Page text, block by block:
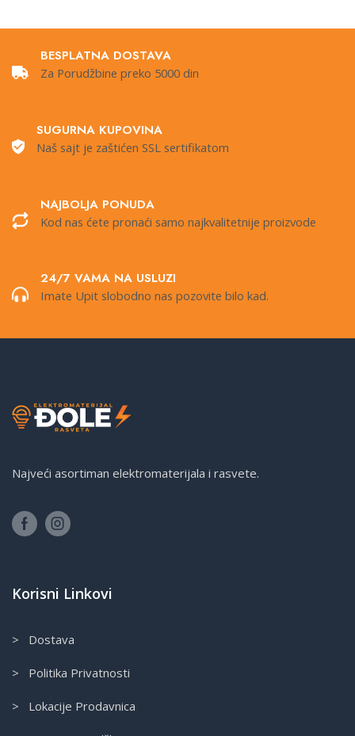
BESPLATNA DOSTAVA
Za Porudžbine preko 5000 din
SUGURNA KUPOVINA
Naš sajt je zaštićen SSL sertifikatom
NAJBOLJA PONUDA
Kod nas ćete pronaći samo najkvalitetnije proizvode
24/7 VAMA NA USLUZI
Imate Upit slobodno nas pozovite bilo kad.
Najveći asortiman elektromaterijala i rasvete.
Korisni Linkovi
> Dostava
> Politika Privatnosti
> Lokacije Prodavnica